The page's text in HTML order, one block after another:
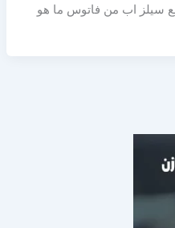
مع سيلز اب من فاتوس ما هو